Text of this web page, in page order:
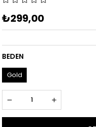
₺299,00
BEDEN
Gold